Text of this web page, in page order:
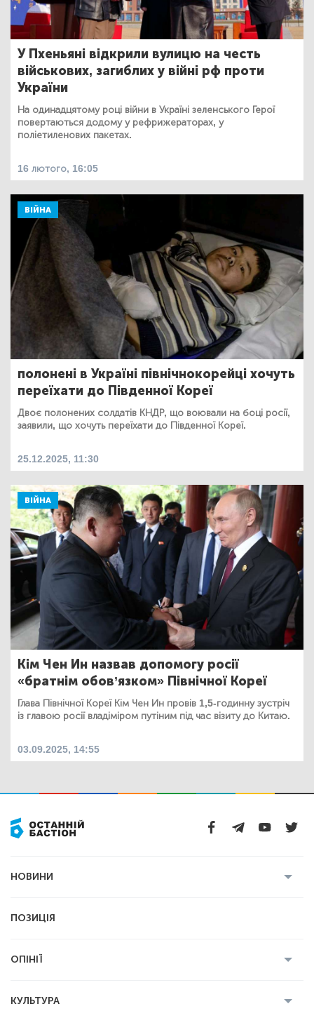
У Пхеньяні відкрили вулицю на честь
військових, загиблих у війні рф проти
України
На одинадцятому році війни в Україні зеленського Герої
повертаються додому у рефрижераторах, у
поліетиленових пакетах.
16 лютого, 16:05
ВІЙНА
полонені в Україні північнокорейці хочуть
переїхати до Південної Кореї
Двоє полонених солдатів КНДР, що воювали на боці росії,
заявили, що хочуть переїхати до Південної Кореї.
25.12.2025, 11:30
ВІЙНА
Кім Чен Ин назвав допомогу росії
«братнім обов’язком» Північної Кореї
Глава Північної Кореї Кім Чен Ин провів 1,5-годинну зустріч
із главою росії владіміром путіним під час візиту до Китаю.
03.09.2025, 14:55
НОВИНИ
Економіка
ПОЗИЦІЯ
ОПІНІЇ
КУЛЬТУРА